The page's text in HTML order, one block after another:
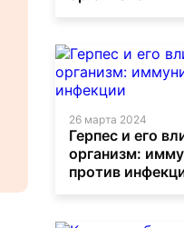
26 марта 2024
Герпес и его
организм:
против